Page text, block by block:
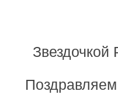
Звездочкой